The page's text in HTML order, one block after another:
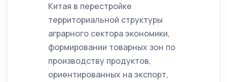
Китая в перестройке
территориальной структуры
аграрного сектора экономики,
формировании товарных зон по
производству продуктов,
ориентированных на экспорт,